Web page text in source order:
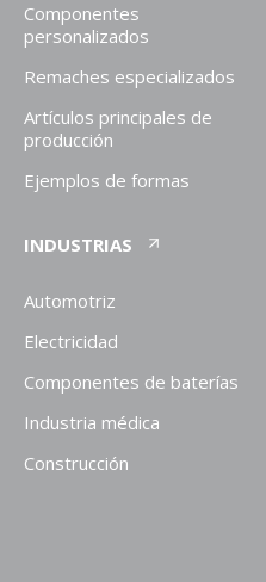
Componentes
personalizados
Remaches especializados
Artículos principales de
producción
Ejemplos de formas
INDUSTRIAS
Automotriz
Electricidad
Componentes de baterías
Industria médica
Construcción